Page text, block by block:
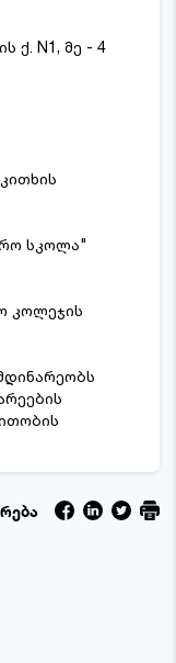
ქ. N1, მე - 4
სკოლა"
კოლეჯის